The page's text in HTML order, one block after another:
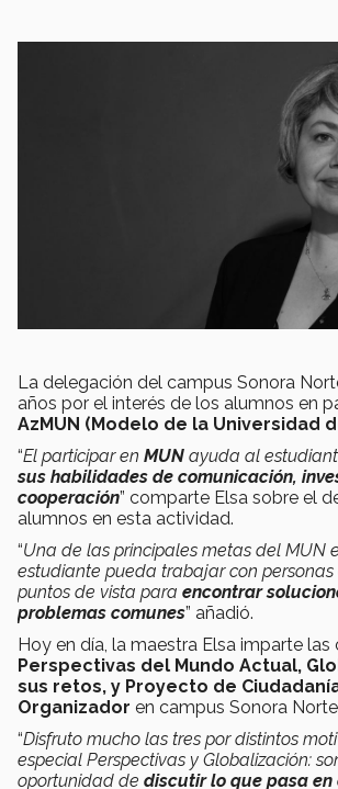
La delegación del campus Sonora
años por el interés de los alumnos en
AzMUN (Modelo de la Universidad
“El participar en MUN ayuda al
sus habilidades de comunicación,
cooperación” comparte Elsa sobre el
alumnos en esta actividad.
“Una de las principales metas del MUN
estudiante pueda trabajar con
puntos de vista para encontrar
problemas comunes” añadió.
Hoy en día, la maestra Elsa imparte las
Perspectivas del Mundo Actual,
sus retos, y Proyecto de
Organizador en campus Sonora
“Disfruto mucho las tres por distintos
especial Perspectivas y Globalización:
oportunidad de discutir lo que pasa